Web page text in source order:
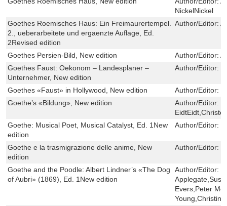
NickelNickel
Goethes Roemisches Haus: Ein Freimaurertempel.
2., ueberarbeitete und ergaenzte Auflage, Ed.
2Revised edition
Author/Editor:
Goethes Persien-Bild, New edition Author/Editor:
Goethes Faust: Oekonom – Landesplaner –
Unternehmer, New edition
Author/Editor:
Goethes «Faust» in Hollywood, New edition Author/Editor:
Goethe’s «Bildung», New edition
Author/Editor:
Goethe: Musical Poet, Musical Catalyst, Ed. 1New
edition
Author/Editor:
Goethe e la trasmigrazione delle anime, New
edition
Author/Editor:
Goethe and the Poodle: Albert Lindner’s «The Dog
of Aubri» (1869), Ed. 1New edition
Author/Editor:
Evers,Peter